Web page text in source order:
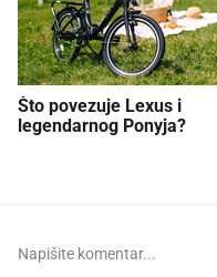
Što povezuje Lexus i
legendarnog Ponyja?